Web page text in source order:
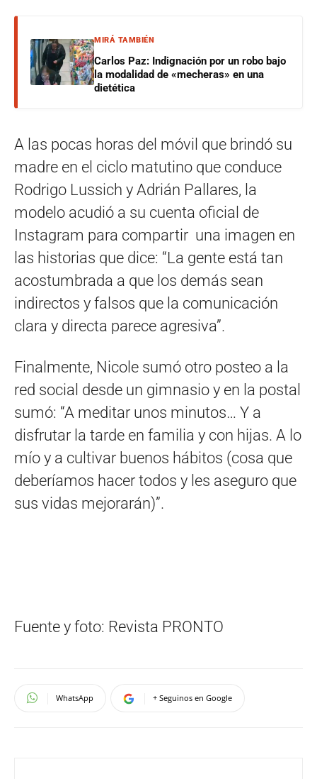
MIRÁ TAMBIÉN
Carlos Paz: Indignación por un robo bajo
la modalidad de «mecheras» en una
dietética
A las pocas horas del móvil que brindó su
madre en el ciclo matutino que conduce
Rodrigo Lussich y Adrián Pallares, la
modelo acudió a su cuenta oficial de
Instagram para compartir una imagen en
las historias que dice: “La gente está tan
acostumbrada a que los demás sean
indirectos y falsos que la comunicación
clara y directa parece agresiva”.
Finalmente, Nicole sumó otro posteo a la
red social desde un gimnasio y en la postal
sumó: “A meditar unos minutos… Y a
disfrutar la tarde en familia y con hijas. A lo
mío y a cultivar buenos hábitos (cosa que
deberíamos hacer todos y les aseguro que
sus vidas mejorarán)”.
Fuente y foto: Revista PRONTO
WhatsApp + Seguinos en Google